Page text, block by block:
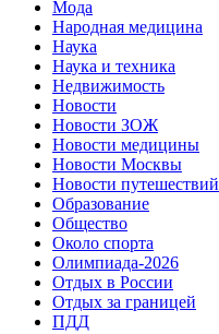
Мода
Народная медицина
Наука
Наука и техника
Недвижимость
Новости
Новости ЗОЖ
Новости медицины
Новости Москвы
Новости путешествий
Образование
Общество
Около спорта
Олимпиада-2026
Отдых в России
Отдых за границей
ПДД